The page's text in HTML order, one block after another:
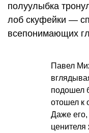
полуулыбка
лоб скуфейки —
всепонимающих
Павел
подошел
отошел к
Даже его,
ценителя